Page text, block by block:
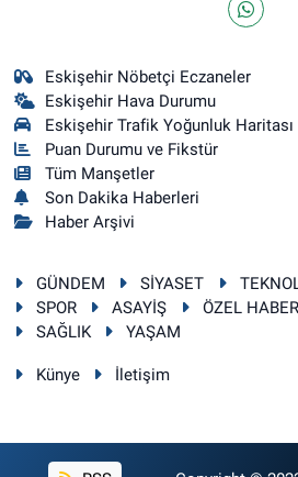
Eskişehir Nöbetçi Eczaneler
Eskişehir Hava Durumu
Eskişehir Trafik Yoğunluk Haritası
Puan Durumu ve Fikstür
Tüm Manşetler
Son Dakika Haberleri
Haber Arşivi
GÜNDEM SİYASET
SPOR
ASAYİŞ ÖZEL HABER
SAĞLIK
YAŞAM
Künye İletişim